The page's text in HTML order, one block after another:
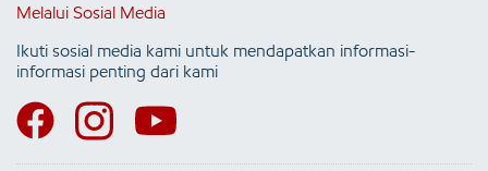
Melalui Sosial Media
Ikuti sosial media kami untuk mendapatkan informasi-
informasi penting dari kami